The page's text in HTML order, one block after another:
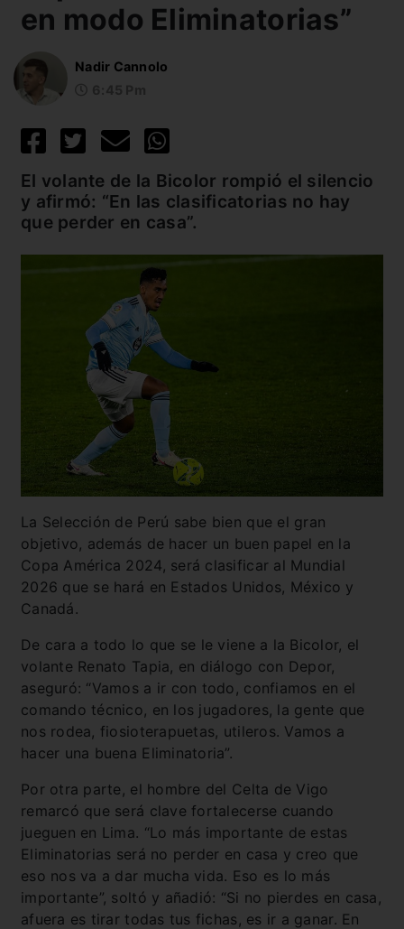
en modo Eliminatorias”
Nadir Cannolo
El volante de la Bicolor rompió el silencio
y afirmó: “En las clasificatorias no hay
que perder en casa”.
La Selección de Perú sabe bien que el gran
objetivo, además de hacer un buen papel en la
Copa América 2024, será clasificar al Mundial
2026 que se hará en Estados Unidos, México y
Canadá.
De cara a todo lo que se le viene a la Bicolor, el
volante Renato Tapia, en diálogo con Depor,
aseguró: “Vamos a ir con todo, confiamos en el
comando técnico, en los jugadores, la gente que
nos rodea, fiosioterapuetas, utileros. Vamos a
hacer una buena Eliminatoria”.
Por otra parte, el hombre del Celta de Vigo
remarcó que será clave fortalecerse cuando
jueguen en Lima. “Lo más importante de estas
Eliminatorias será no perder en casa y creo que
eso nos va a dar mucha vida. Eso es lo más
importante”, soltó y añadió: “Si no pierdes en casa,
afuera es tirar todas tus fichas, es ir a ganar. En